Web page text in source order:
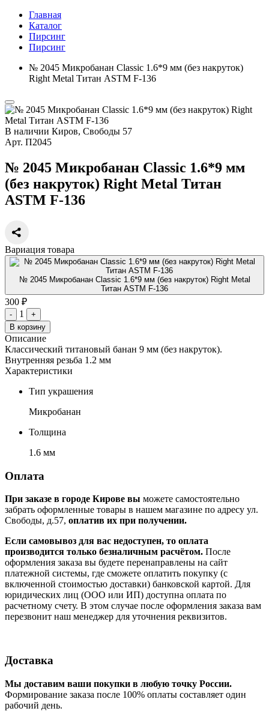
Главная
Каталог
Пирсинг
Пирсинг
№ 2045 Микробанан Classic 1.6*9 мм (без накруток)
Right Metal Титан ASTM F-136
В наличии Киров, Свободы 57
Арт. П2045
№ 2045 Микробанан Classic 1.6*9 мм
(без накруток) Right Metal Титан
ASTM F-136
Вариация товара
№ 2045 Микробанан Classic 1.6*9 мм (без накруток) Right Metal
Титан ASTM F-136
300 ₽
- 1
+
В корзину
Описание
Классический титановый банан 9 мм (без накруток).
Внутренняя резьба 1.2 мм
Характеристики
Тип украшения
Микробанан
Толщина
1.6 мм
Оплата
При заказе в городе Кирове вы можете самостоятельно
забрать оформленные товары в нашем магазине по адресу ул.
Свободы, д.57, оплатив их при получении.
Если самовывоз для вас недоступен, то оплата
производится только безналичным расчётом. После
оформления заказа вы будете перенаправлены на сайт
платежной системы, где сможете оплатить покупку (с
включенной стоимостью доставки) банковской картой. Для
юридических лиц (ООО или ИП) доступна оплата по
расчетному счету. В этом случае после оформления заказа вам
перезвонит наш менеджер для уточнения реквизитов.
Доставка
Мы доставим ваши покупки в любую точку России.
Формирование заказа после 100% оплаты составляет один
рабочий день.